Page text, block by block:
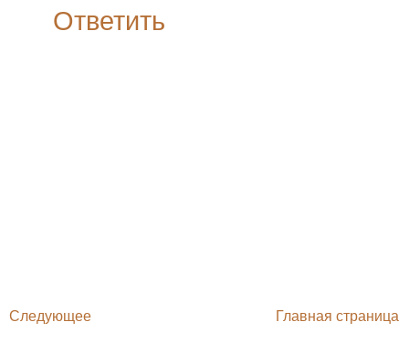
Ответить
Следующее Главная страница